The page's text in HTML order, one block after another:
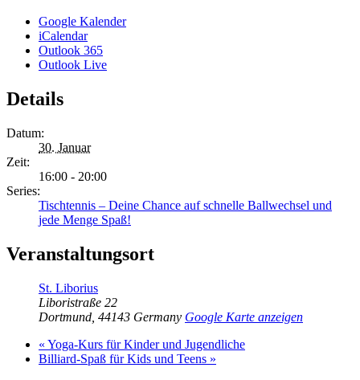
Google Kalender
iCalendar
Outlook 365
Outlook Live
Details
Datum:
30. Januar
Zeit:
16:00 - 20:00
Series:
Tischtennis – Deine Chance auf schnelle Ballwechsel und
jede Menge Spaß!
Veranstaltungsort
St. Liborius
Liboristraße 22
Dortmund 44143 Germany Google Karte anzeigen
« Yoga-Kurs für Kinder und Jugendliche
Billiard-Spaß für Kids und Teens »